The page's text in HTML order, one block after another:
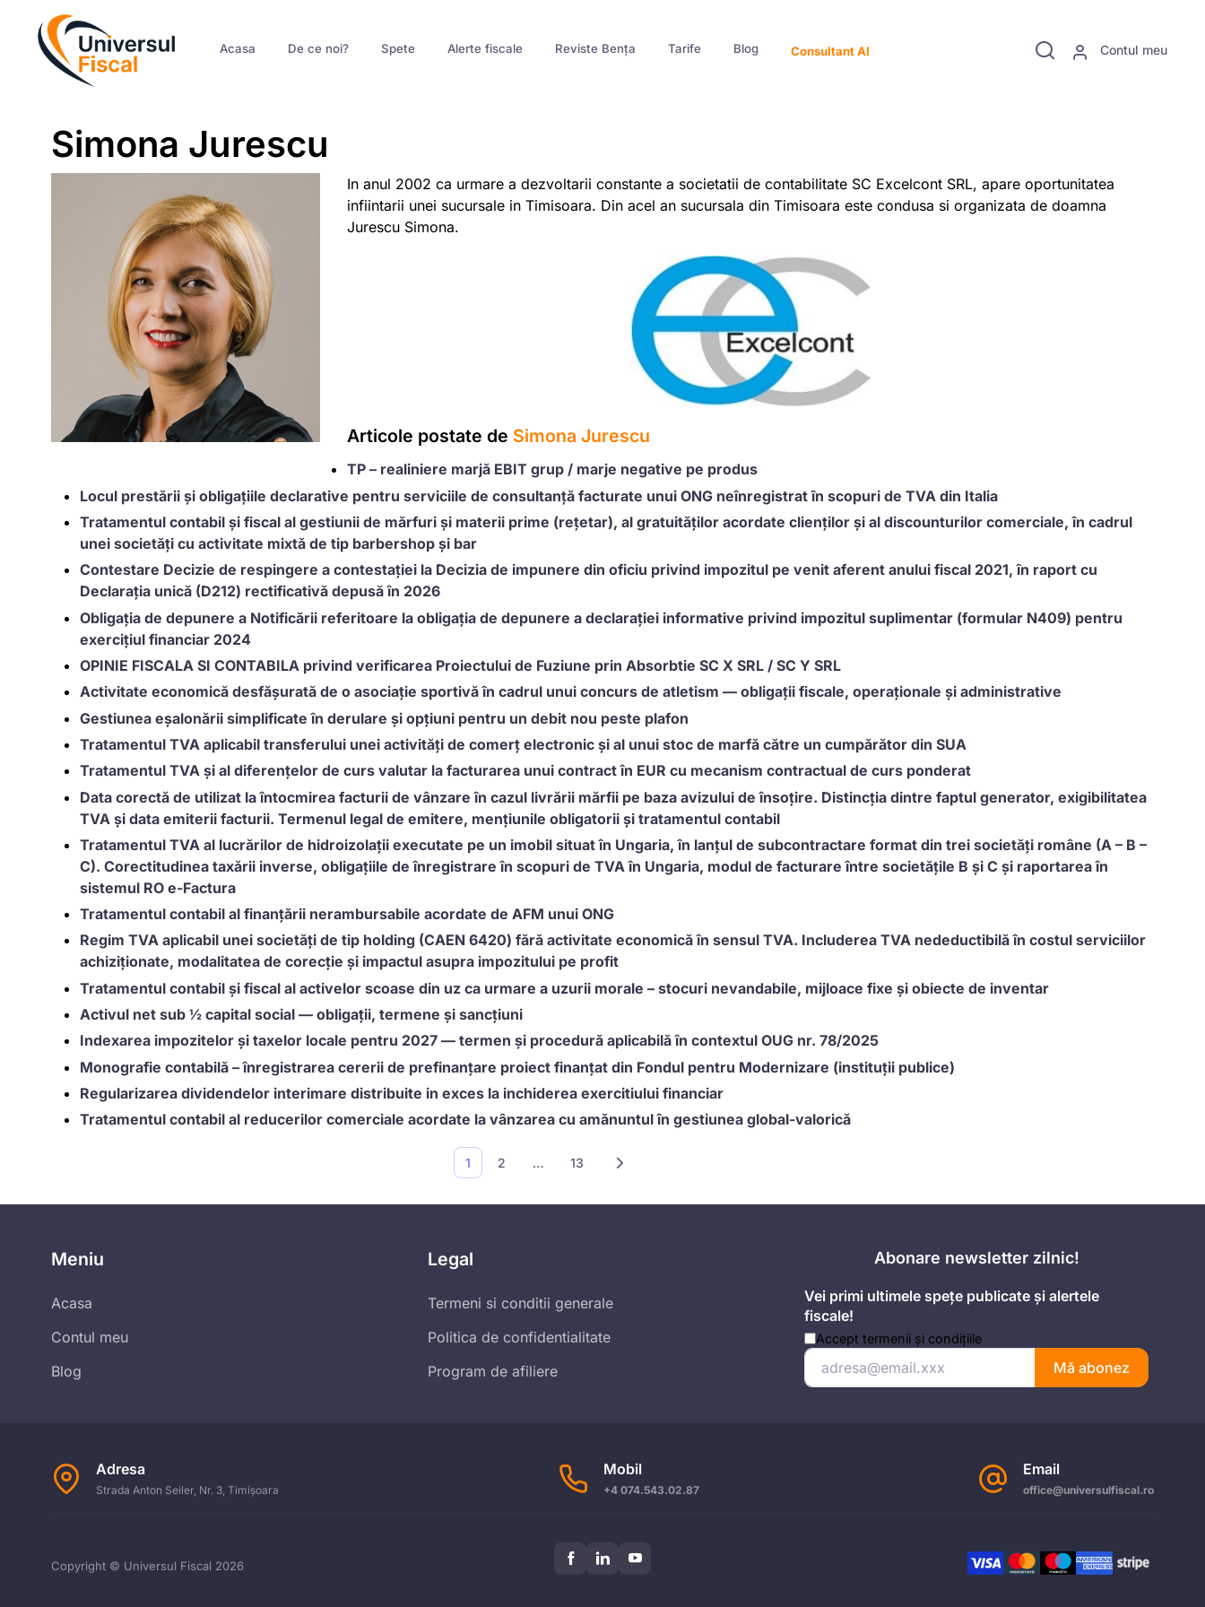
Contul meu
Acasa De ce noi? Spete Alerte fiscale Reviste Bența Tarife Blog Consultant AI
Simona Jurescu
In anul 2002 ca urmare a dezvoltarii constante a societatii de contabilitate SC Excelcont SRL, apare oportunitatea
infiintarii unei sucursale in Timisoara. Din acel an sucursala din Timisoara este condusa si organizata de doamna
Jurescu Simona.
Articole postate de Simona Jurescu
TP – realiniere marjă EBIT grup / marje negative pe produs
Locul prestării și obligațiile declarative pentru serviciile de consultanță facturate unui ONG neînregistrat în scopuri de TVA din Italia
Tratamentul contabil și fiscal al gestiunii de mărfuri și materii prime (rețetar), al gratuităților acordate clienților și al discounturilor comerciale, în cadrul
unei societăți cu activitate mixtă de tip barbershop și bar
Contestare Decizie de respingere a contestației la Decizia de impunere din oficiu privind impozitul pe venit aferent anului fiscal 2021, în raport cu
Declarația unică (D212) rectificativă depusă în 2026
Obligația de depunere a Notificării referitoare la obligația de depunere a declarației informative privind impozitul suplimentar (formular N409) pentru
exercițiul financiar 2024
OPINIE FISCALA SI CONTABILA privind verificarea Proiectului de Fuziune prin Absorbtie SC X SRL / SC Y SRL
Activitate economică desfășurată de o asociație sportivă în cadrul unui concurs de atletism — obligații fiscale, operaționale și administrative
Gestiunea eșalonării simplificate în derulare și opțiuni pentru un debit nou peste plafon
Tratamentul TVA aplicabil transferului unei activități de comerț electronic și al unui stoc de marfă către un cumpărător din SUA
Tratamentul TVA și al diferențelor de curs valutar la facturarea unui contract în EUR cu mecanism contractual de curs ponderat
Data corectă de utilizat la întocmirea facturii de vânzare în cazul livrării mărfii pe baza avizului de însoțire. Distincția dintre faptul generator, exigibilitatea
TVA și data emiterii facturii. Termenul legal de emitere, mențiunile obligatorii și tratamentul contabil
Tratamentul TVA al lucrărilor de hidroizolații executate pe un imobil situat în Ungaria, în lanțul de subcontractare format din trei societăți române (A – B –
C). Corectitudinea taxării inverse, obligațiile de înregistrare în scopuri de TVA în Ungaria, modul de facturare între societățile B și C și raportarea în
sistemul RO e-Factura
Tratamentul contabil al finanțării nerambursabile acordate de AFM unui ONG
Regim TVA aplicabil unei societăți de tip holding (CAEN 6420) fără activitate economică în sensul TVA. Includerea TVA nedeductibilă în costul serviciilor
achiziționate, modalitatea de corecție și impactul asupra impozitului pe profit
Tratamentul contabil și fiscal al activelor scoase din uz ca urmare a uzurii morale – stocuri nevandabile, mijloace fixe și obiecte de inventar
Activul net sub ½ capital social — obligații, termene și sancțiuni
Indexarea impozitelor și taxelor locale pentru 2027 — termen și procedură aplicabilă în contextul OUG nr. 78/2025
Monografie contabilă – înregistrarea cererii de prefinanțare proiect finanțat din Fondul pentru Modernizare (instituții publice)
Regularizarea dividendelor interimare distribuite in exces la inchiderea exercitiului financiar
Tratamentul contabil al reducerilor comerciale acordate la vânzarea cu amănuntul în gestiunea global-valorică
1 2 … 13
Meniu
Acasa
Contul meu
Blog
Legal
Termeni si conditii generale
Politica de confidentialitate
Program de afiliere
Abonare newsletter zilnic!
Vei primi ultimele spețe publicate și alertele
fiscale!
Accept termenii și condițiile
Mă abonez
Adresa
Strada Anton Seiler, Nr. 3, Timișoara
Mobil
+4 074.543.02.87
Email
office@universulfiscal.ro
Copyright © Universul Fiscal 2026